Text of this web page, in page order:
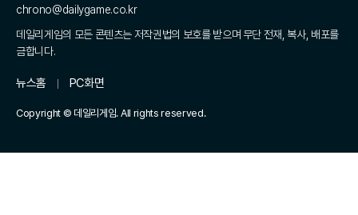
chrono@dailygame.co.kr
데일리게임의 모든 콘텐츠는 저작권법의 보호를 받으며 무단 전재, 복사, 배포를
금합니다.
뉴스홈 PC화면
Copyright © 데일리게임. All rights reserved.